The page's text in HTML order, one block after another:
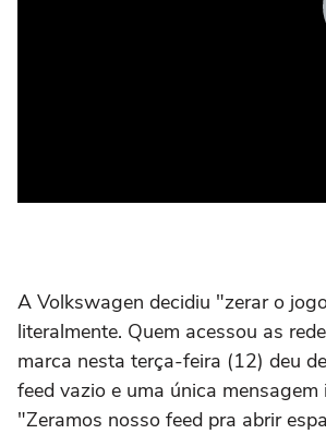
A Volkswagen decidiu "zerar o
literalmente. Quem acessou as
marca nesta terça-feira (12) deu
feed vazio e uma única mensagem
"Zeramos nosso feed pra abrir